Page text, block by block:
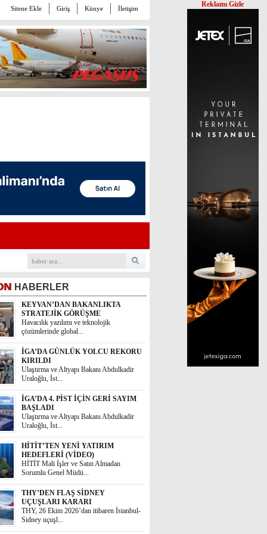
Sitene Ekle Giriş Künye İletişim
HABERLER
KEYVAN’DAN BAKANLIKTA
STRATEJİK GÖRÜŞME
Havacılık yazılımı ve teknolojik
çözümlerinde global...
İGA’DA GÜNLÜK YOLCU REKORU
KIRILDI
Ulaştırma ve Altyapı Bakanı Abdulkadir
Uraloğlu, İst...
İGA’DA 4. PİST İÇİN GERİ SAYIM
BAŞLADI
Ulaştırma ve Altyapı Bakanı Abdulkadir
Uraloğlu, İst...
HİTİT’TEN YENİ YATIRIM
HEDEFLERİ (VİDEO)
HİTİT Mali İşler ve Satın Almadan
Sorumlu Genel Müdü...
THY’DEN FLAŞ SİDNEY
UÇUŞLARI KARARI
THY, 26 Ekim 2026’dan itibaren İstanbul-
Sidney uçuşl...
Reklamı Gizle